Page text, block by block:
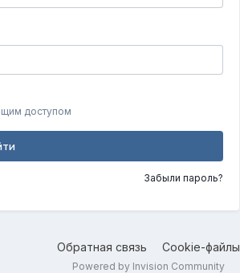
доступом
Забыли пароль?
Обратная связь Cookie-файлы
Powered by Invision Community